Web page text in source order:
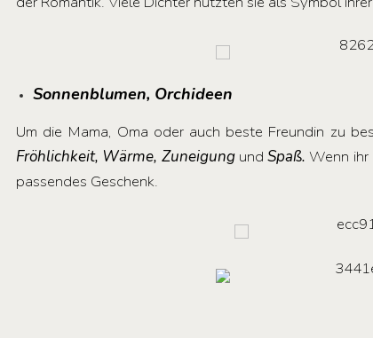
Sonnenblumen, Orchideen
Um die Mama, Oma oder auch beste Freundin zu
Fröhlichkeit, Wärme, ZuneigungundSpaß. Wenn ihr
passendes Geschenk.